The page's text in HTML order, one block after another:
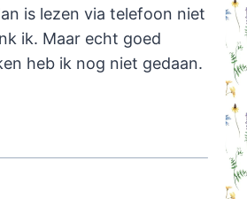
is lezen via telefoon niet
ik. Maar echt goed
heb ik nog niet gedaan.